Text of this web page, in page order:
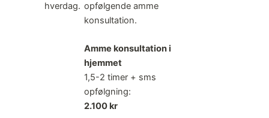
hverdag. opfølgende amme
konsultation.
Amme konsultation i
hjemmet
1,5-2 timer + sms
opfølgning:
2.100 kr